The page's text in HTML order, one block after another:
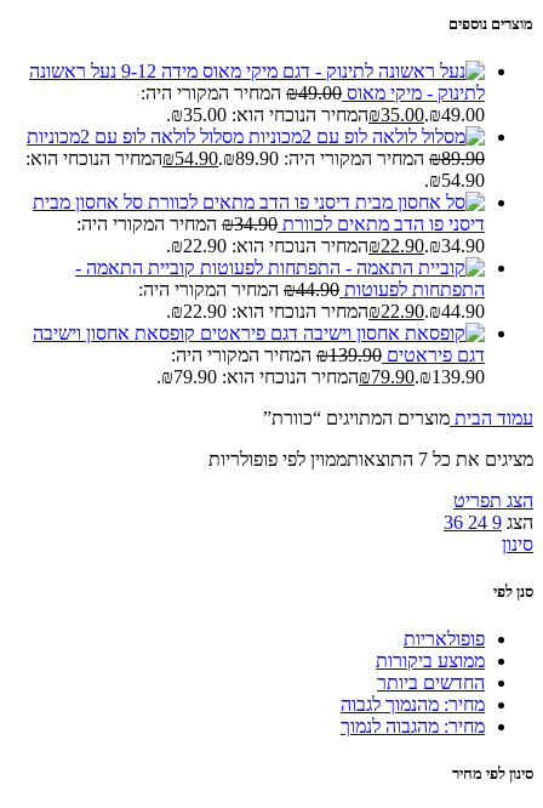
מוצרים נוספים
נעל ראשונה
לתינוק - מיקי מאוס
₪49.00
המחיר המקורי היה:
₪49.00.
₪35.00
המחיר הנוכחי הוא: ₪35.00.
מסלול לולאה לופ עם 2מכוניות
₪89.90 המחיר המקורי היה: ₪89.90. ₪54.90
המחיר הנוכחי הוא:
₪54.90.
סל אחסון מבית
דיסני פו הדב מתאים לכוורת
₪34.90
המחיר המקורי היה:
₪34.90.
₪22.90
המחיר הנוכחי הוא: ₪22.90.
קוביית התאמה -
התפתחות לפעוטות
₪44.90
המחיר המקורי היה:
₪44.90.
₪22.90
המחיר הנוכחי הוא: ₪22.90.
קופסאת אחסון וישיבה
דגם פיראטים
₪139.90
המחיר המקורי היה:
₪139.90.
₪79.90
המחיר הנוכחי הוא: ₪79.90.
עמוד הבית מוצרים המתויגים “כוורת”
מציגים את כל ⁦7⁩ התוצאות
ממוין לפי פופולריות
הצג תפריט
הצג 9
24
36
סינון
סנן לפי
פופולאריות
ממוצע ביקורות
החדשים ביותר
מחיר: מהנמוך לגבוה
מחיר: מהגבוה לנמוך
סינון לפי מחיר